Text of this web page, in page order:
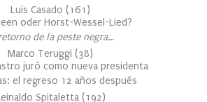
Luis Casado (161 )
oder Horst-Wessel-Lied?
de la peste negra…
Marco Teruggi (38)
juró como nueva presidenta
el regreso 12 años después
Spitaletta (192)